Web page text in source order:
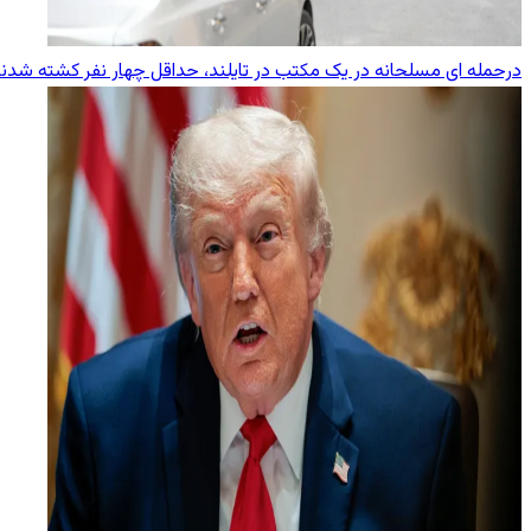
درحمله ای مسلحانه در یک مکتب در تایلند، حداقل چهار نفر کشته